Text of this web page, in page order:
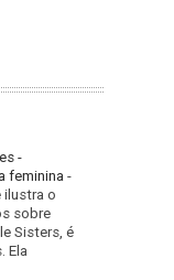
-
feminina -
ilustra o
sobre
Sisters, é
Ela